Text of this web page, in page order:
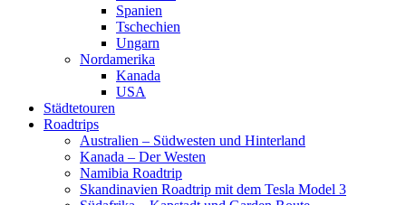
Spanien
Tschechien
Ungarn
Nordamerika
Kanada
USA
Städtetouren
Roadtrips
Australien – Südwesten und Hinterland
Kanada – Der Westen
Namibia Roadtrip
Skandinavien Roadtrip mit dem Tesla Model 3